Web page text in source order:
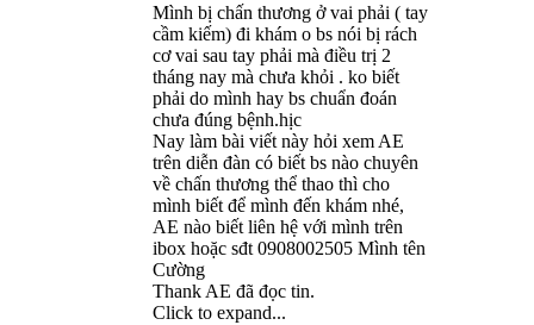
Mình bị chấn thương ở vai phải ( tay
cầm kiếm) đi khám o bs nói bị rách
cơ vai sau tay phải mà điều trị 2
tháng nay mà chưa khỏi . ko biết
phải do mình hay bs chuẩn đoán
chưa đúng bệnh.hịc
Nay làm bài viết này hỏi xem AE
trên diễn đàn có biết bs nào chuyên
về chấn thương thể thao thì cho
mình biết để mình đến khám nhé,
AE nào biết liên hệ với mình trên
ibox hoặc sđt 0908002505 Mình tên
Cường
Thank AE đã đọc tin.
Click to expand...